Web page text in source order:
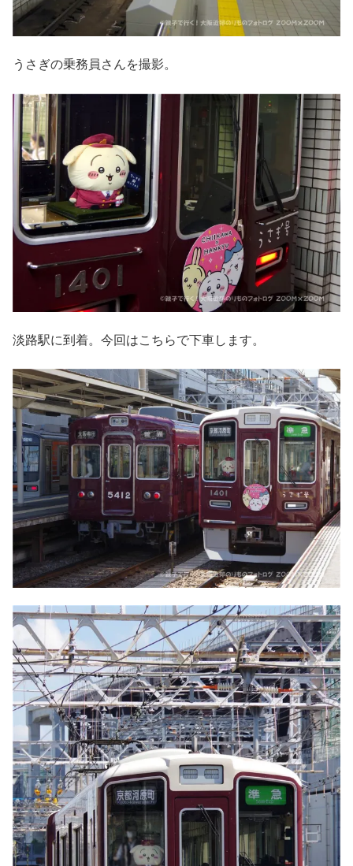
うさぎの乗務員さんを撮影。
淡路駅に到着。今回はこちらで下車します。